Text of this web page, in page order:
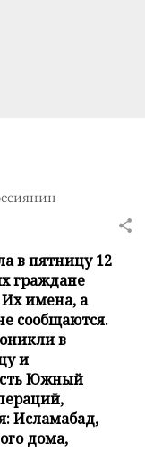
в пятницу 12
граждане
имена, а
сообщаются.
в
и
Южный
Исламабад,
дома,